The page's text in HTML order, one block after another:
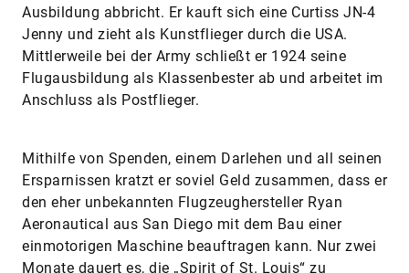
Ausbildung abbricht. Er kauft sich eine Curtiss JN-4
Jenny und zieht als Kunstflieger durch die USA.
Mittlerweile bei der Army schließt er 1924 seine
Flugausbildung als Klassenbester ab und arbeitet im
Anschluss als Postflieger.
Mithilfe von Spenden, einem Darlehen und all seinen
Ersparnissen kratzt er soviel Geld zusammen, dass er
den eher unbekannten Flugzeughersteller Ryan
Aeronautical aus San Diego mit dem Bau einer
einmotorigen Maschine beauftragen kann. Nur zwei
Monate dauert es, die „Spirit of St. Louis“ zu